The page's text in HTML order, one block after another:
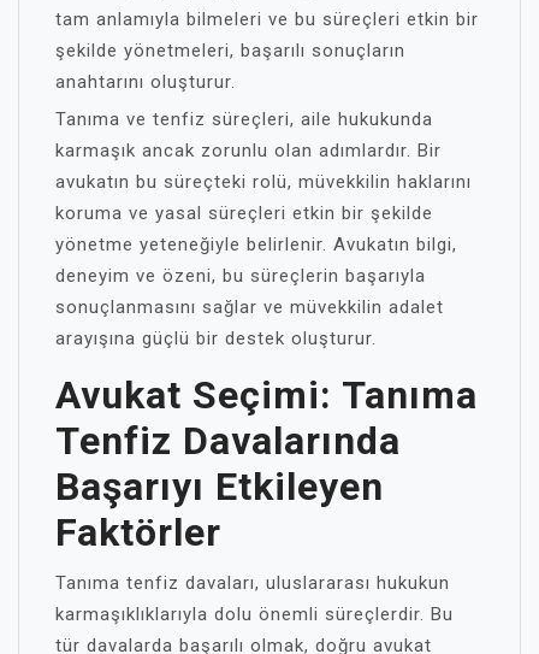
tam anlamıyla bilmeleri ve bu süreçleri etkin bir
şekilde yönetmeleri, başarılı sonuçların
anahtarını oluşturur.
Tanıma ve tenfiz süreçleri, aile hukukunda
karmaşık ancak zorunlu olan adımlardır. Bir
avukatın bu süreçteki rolü, müvekkilin haklarını
koruma ve yasal süreçleri etkin bir şekilde
yönetme yeteneğiyle belirlenir. Avukatın bilgi,
deneyim ve özeni, bu süreçlerin başarıyla
sonuçlanmasını sağlar ve müvekkilin adalet
arayışına güçlü bir destek oluşturur.
Avukat Seçimi: Tanıma
Tenfiz Davalarında
Başarıyı Etkileyen
Faktörler
Tanıma tenfiz davaları, uluslararası hukukun
karmaşıklıklarıyla dolu önemli süreçlerdir. Bu
tür davalarda başarılı olmak, doğru avukat